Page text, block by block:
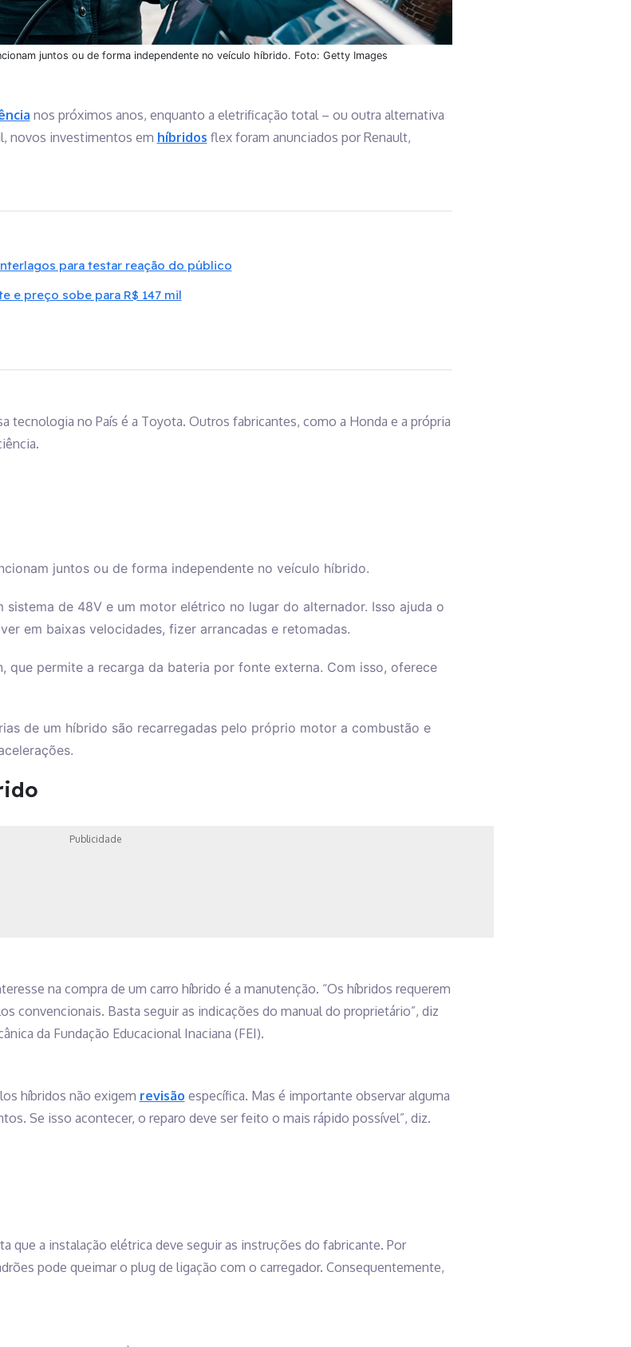
juntos ou de forma independente no veículo híbrido. Foto: Getty Images
nos próximos anos, enquanto a eletrificação total – ou outra alternativa
novos investimentos em híbridos flex foram anunciados por Renault,
para testar reação do público
e preço sobe para R$ 147 mil
tecnologia no País é a Toyota. Outros fabricantes, como a Honda e a própria
juntos ou de forma independente no veículo híbrido.
sistema de 48V e um motor elétrico no lugar do alternador. Isso ajuda o
em baixas velocidades, fizer arrancadas e retomadas.
que permite a recarga da bateria por fonte externa. Com isso, oferece
de um híbrido são recarregadas pelo próprio motor a combustão e
Publicidade
na compra de um carro híbrido é a manutenção. “Os híbridos requerem
convencionais. Basta seguir as indicações do manual do proprietário”, diz
da Fundação Educacional Inaciana (FEI).
híbridos não exigem revisão específica. Mas é importante observar alguma
Se isso acontecer, o reparo deve ser feito o mais rápido possível”, diz.
que a instalação elétrica deve seguir as instruções do fabricante. Por
pode queimar o plug de ligação com o carregador. Consequentemente,